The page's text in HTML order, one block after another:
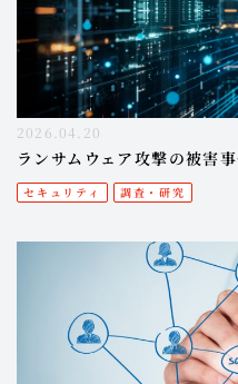
2026.04.20
ランサムウェア攻撃の​被害
セキュリティ 調査・研究